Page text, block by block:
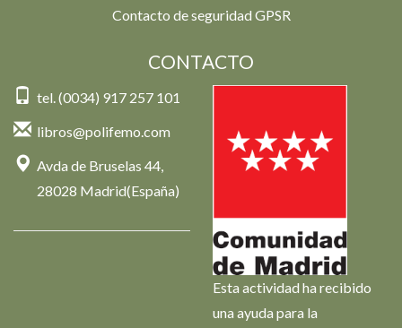
Contacto de seguridad GPSR
CONTACTO
tel. (0034) 917 257 101
libros@polifemo.com
Avda de Bruselas 44,
28028 Madrid(España)
Esta actividad ha recibido
una ayuda para la